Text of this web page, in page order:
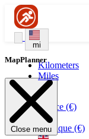
mi
Kilometers
Miles
France (€)
Belgique (€)
MapPlanner
Close menu